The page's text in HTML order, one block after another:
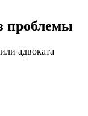
проблемы
адвоката